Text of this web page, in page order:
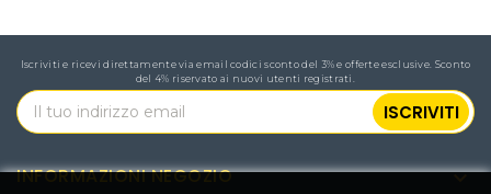
INFORMAZIONI NEGOZIO 
Iscriviti e ricevi direttamente via email codici sconto del 3% e offerte esclusive. Sconto
del 4% riservato ai nuovi utenti registrati.